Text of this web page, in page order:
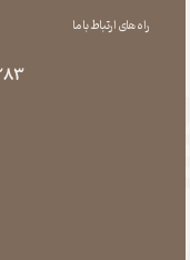
راه های ارتباط با ما